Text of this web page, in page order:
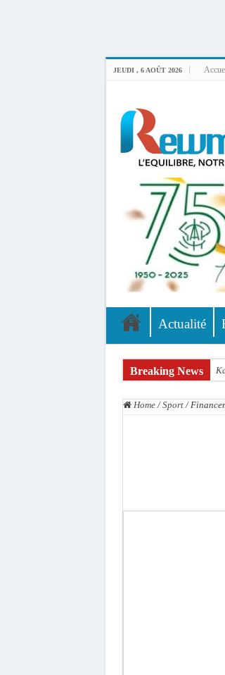
JEUDI , 6 AOÛT 2026
Actualité
Breaking News
Home / Sport /